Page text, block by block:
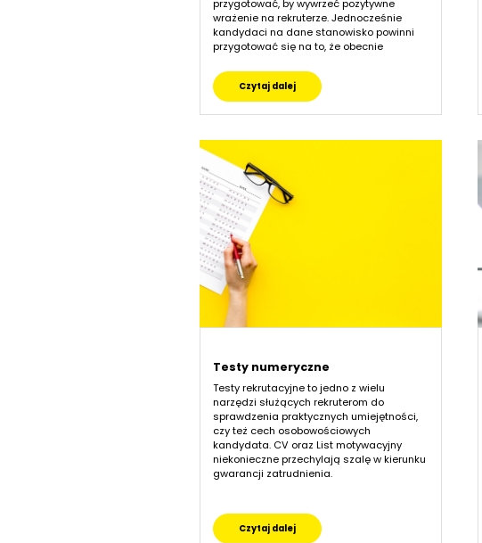
przygotować, by wywrzeć pozytywne
wrażenie na rekruterze. Jednocześnie
kandydaci na dane stanowisko powinni
przygotować się na to, że obecnie
Czytaj dalej
Testy numeryczne
Testy rekrutacyjne to jedno z wielu
narzędzi służących rekruterom do
sprawdzenia praktycznych umiejętności,
czy też cech osobowościowych
kandydata. CV oraz List motywacyjny
niekonieczne przechylają szalę w kierunku
gwarancji zatrudnienia.
Czytaj dalej